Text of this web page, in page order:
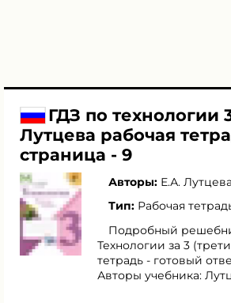
ГДЗ по технологии
Лутцева рабочая
страница - 9
Авторы: Е.А. Лутцева
Тип: Рабочая
Подробный
Технологии за 3
тетрадь - готовый
Авторы учебника: